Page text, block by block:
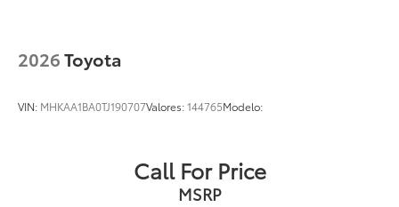
2026Toyota
VIN: MHKAA1BA0TJ190707Valores:144765Modelo:
Call For Price
MSRP